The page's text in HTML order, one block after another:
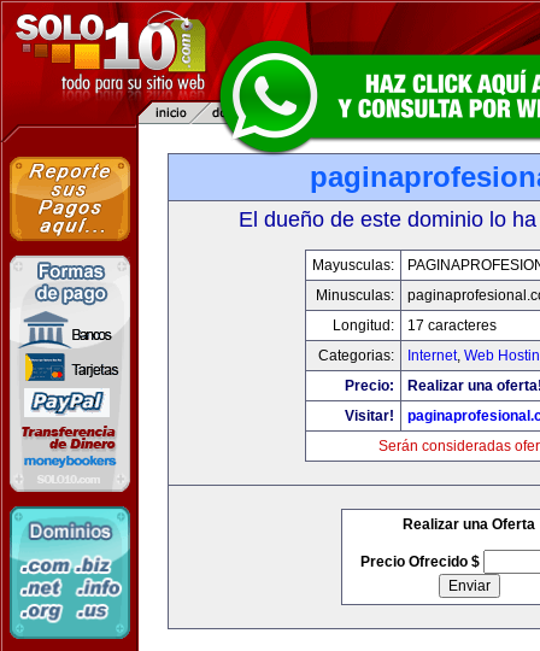
El dueño de este dominio lo
Mayusculas:
Minusculas:
Longitud:
17 caracteres
Categorias:
Internet, Web
Precio:
Realizar una
Visitar!
Serán consideradas
Realizar una Oferta
Precio Ofrecido $